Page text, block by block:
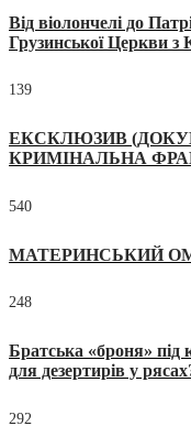
Від віолончелі до
Грузинської Церкви
139
ЕКСКЛЮЗИВ
КРИМІНАЛЬНА
540
МАТЕРИНСЬКИЙ
248
Братська «броня»
для дезертирів у
292